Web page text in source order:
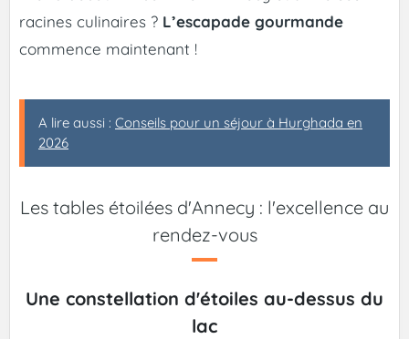
racines culinaires ? L’escapade gourmande
commence maintenant !
A lire aussi : Conseils pour un séjour à Hurghada en
2026
Les tables étoilées d'Annecy : l'excellence au
rendez-vous
Une constellation d'étoiles au-dessus du
lac